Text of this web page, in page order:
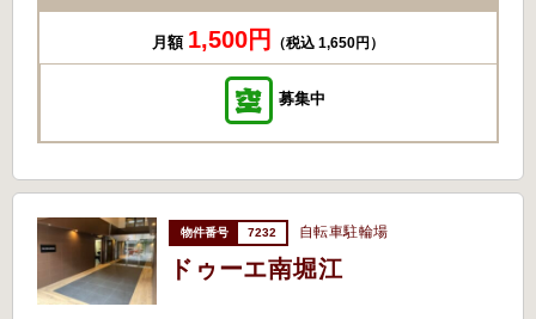
月額 1,500円 （税込 1,650円）
募集中
7232 自転車駐輪場
ドゥーエ南堀江